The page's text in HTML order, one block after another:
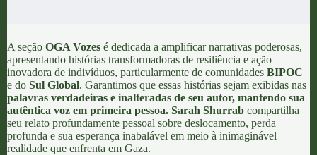
A seção OGA Vozes é dedicada a amplificar narrativas poderosas,
apresentando histórias transformadoras de resiliência e ação
inovadora de indivíduos, particularmente de comunidades BIPOC
e do Sul Global. Garantimos que essas histórias sejam exibidas nas
palavras verdadeiras e inalteradas de seu autor, mantendo sua
autêntica voz em primeira pessoa. Sarah Shurrab compartilha
seu relato profundamente pessoal sobre deslocamento, perda
profunda e sua esperança inabalável em meio à inimaginável
realidade que enfrenta em Gaza.